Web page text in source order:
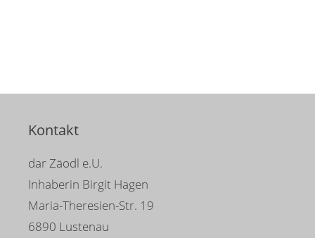
Kontakt
dar Zäodl e.U.
Inhaberin Birgit Hagen
Maria-Theresien-Str. 19
6890 Lustenau